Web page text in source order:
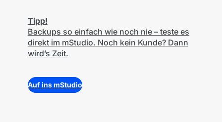
Tipp!
Backups so einfach wie noch nie – teste es
direkt im mStudio. Noch kein Kunde? Dann
wird’s Zeit.
Auf ins mStudio